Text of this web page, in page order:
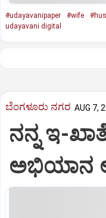
#udayavanipaper #wife
udayavani digital
ಬೆಂಗಳೂರು ನಗರ AUG 7,
ನನ್ನ ಇ-
ಅಭಿಯಾನ